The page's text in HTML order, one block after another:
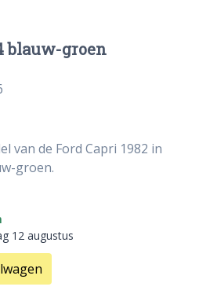
blauw-groen
van de Ford Capri 1982 in
groen.
12 augustus